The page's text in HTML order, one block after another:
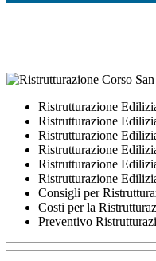
Ristrutturazione
Ristrutturazione
Ristrutturazione
Ristrutturazione
Ristrutturazione
Ristrutturazione
Consigli per
Costi per la
Preventivo